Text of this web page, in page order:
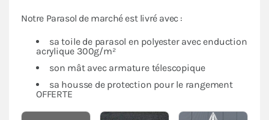
Notre Parasol de marché est livré avec :
sa toile de parasol en polyester avec enduction
acrylique 300g/m²
son mât avec armature télescopique
sa housse de protection pour le rangement
OFFERTE